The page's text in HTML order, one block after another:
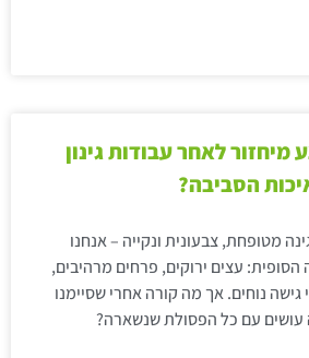
לאחר עבודות גינון
הסביבה?
מטופחת, צבעונית ונקייה – אנחנו
עצים ירוקים, פרחים מרהיבים,
נוחים. אך מה קורה אחרי שסיימנו
עושים עם כל הפסולת שנשארה?